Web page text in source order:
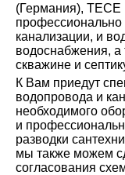
(Германия), TECE
канализации, и
водоснабжения, а
скважине и
К Вам приедут
водопровода и
необходимого
и
разводки
мы также можем
согласования